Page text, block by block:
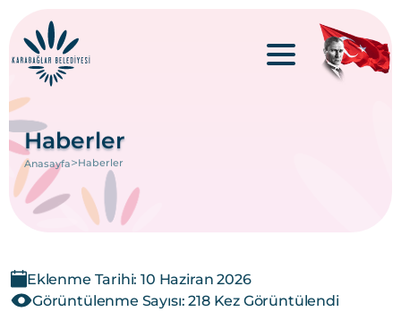
Haberler
Anasayfa>Haberler
Eklenme Tarihi: 10 Haziran 2026
Görüntülenme Sayısı: 218 Kez Görüntülendi